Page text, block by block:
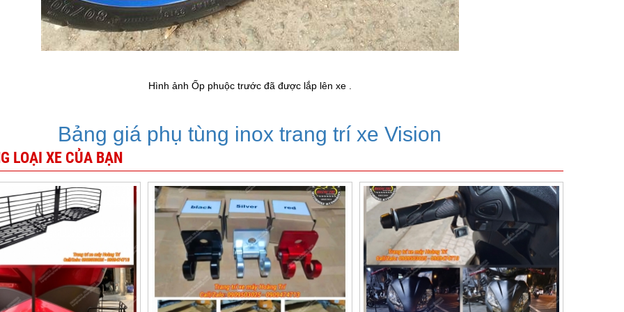
Hình ảnh Ốp phuộc trước đã được lắp lên xe .
Bảng giá phụ tùng inox trang trí xe Vision
LOẠI XE CỦA BẠN